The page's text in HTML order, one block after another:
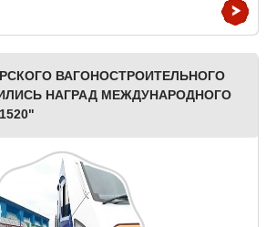
ВАГОНОСТРОИТЕЛЬНОГО
НАГРАД МЕЖДУНАРОДНОГО